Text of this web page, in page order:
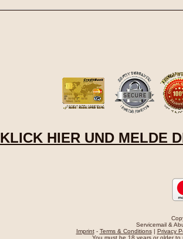
KLICK HIER UND MELDE
Servicemail &
Imprint- Terms & Conditions| Privacy
You must be 18 years or older